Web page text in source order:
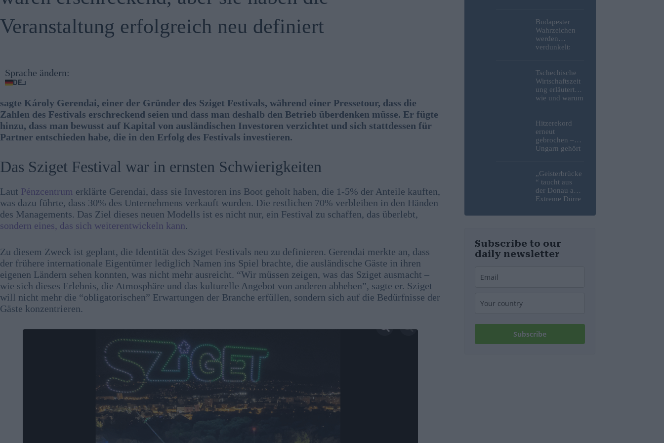
Veranstaltung erfolgreich neu definiert
Sprache ändern:
DE
sagte Károly Gerendai, einer der Gründer des Sziget Festivals, während einer Pressetour, dass die
Zahlen des Festivals erschreckend seien und dass man deshalb den Betrieb überdenken müsse. Er fügte
hinzu, dass man bewusst auf Kapital von ausländischen Investoren verzichtet und sich stattdessen für
Partner entschieden habe, die in den Erfolg des Festivals investieren.
Das Sziget Festival war in ernsten Schwierigkeiten
Laut Pénzcentrum erklärte Gerendai, dass sie Investoren ins Boot geholt haben, die 1-5% der Anteile kauften,
was dazu führte, dass 30% des Unternehmens verkauft wurden. Die restlichen 70% verbleiben in den Händen
des Managements. Das Ziel dieses neuen Modells ist es nicht nur, ein Festival zu schaffen, das überlebt,
sondern eines, das sich weiterentwickeln kann.
Zu diesem Zweck ist geplant, die Identität des Sziget Festivals neu zu definieren. Gerendai merkte an, dass
der frühere internationale Eigentümer lediglich Namen ins Spiel brachte, die ausländische Gäste in ihren
eigenen Ländern sehen konnten, was nicht mehr ausreicht. “Wir müssen zeigen, was das Sziget ausmacht –
wie sich dieses Erlebnis, die Atmosphäre und das kulturelle Angebot von anderen abheben”, sagte er. Sziget
will nicht mehr die “obligatorischen” Erwartungen der Branche erfüllen, sondern sich auf die Bedürfnisse der
Gäste konzentrieren.
Budapester
Wahrzeichen
werden
verdunkelt:
der Budaer
Burg und der
Zitadelle wird
abgeschaltet
Tschechische
Wirtschaftszeit
ung erläutert,
wie und warum
zurückziehen
wird
Hitzerekord
erneut
gebrochen –
Ungarn gehört
Ländern
Europas
„Geisterbrücke
“ taucht aus
der Donau auf:
Extreme Dürre
verschollenes
Weltkrieg in
Budapest frei
Subscribe to our
daily newsletter
Subscribe